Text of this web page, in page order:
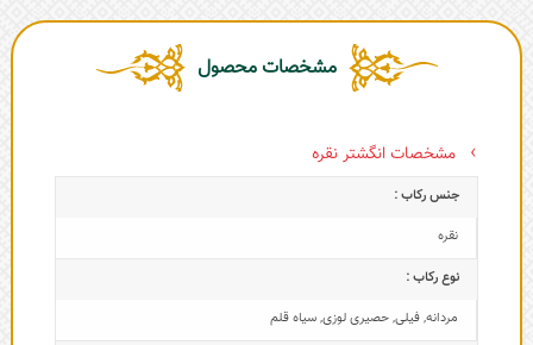
مشخصات محصول
مشخصات انگشتر نقره
جنس رکاب :
نقره
نوع رکاب :
مردانه,فیلی,حصیری لوزی,سیاه قلم